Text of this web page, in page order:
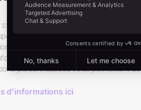
chaque opportunité, il y a un menu
la modifier, changer le
personnalisées à ce menu. Par
afin de facturer le nouveau
personnaliséesvous permettent
d'informations ici